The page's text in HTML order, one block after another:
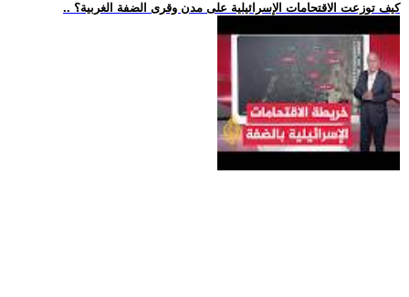
.. كيف توزعت الاقتحامات الإسرائيلية على مدن وقرى الضفة الغربية؟